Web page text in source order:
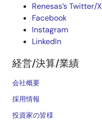
Renesas’s Twitter/X
Facebook
Instagram
LinkedIn
経営/決算/業績
会社概要
採用情報
投資家の皆様